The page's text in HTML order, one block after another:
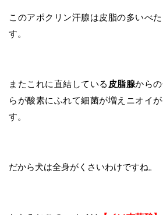
このアポクリン汗腺は皮脂の多いべ
す。
またこれに直結している 皮脂腺から
らが酸素にふれて細菌が増えニオイ
す。
だから犬は全身がくさいわけですね。